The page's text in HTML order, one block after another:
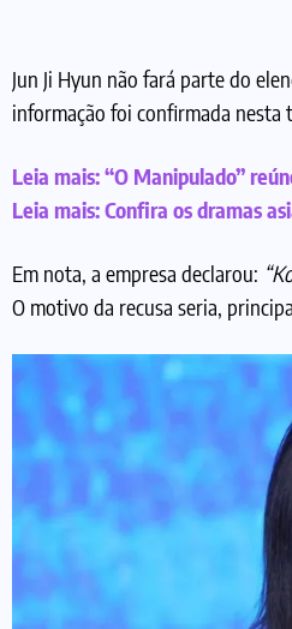
Jun Ji Hyun não fará parte do
informação foi confirmada nesta
Leia mais:“O Manipulado”
Leia mais:Confira os dramas
Em nota, a empresa declarou:
O motivo da recusa seria,